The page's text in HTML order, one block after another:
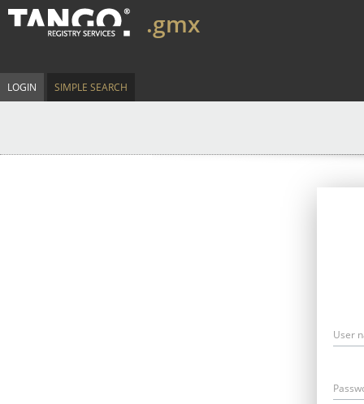
.gmx
LOGIN SIMPLE SEARCH
User